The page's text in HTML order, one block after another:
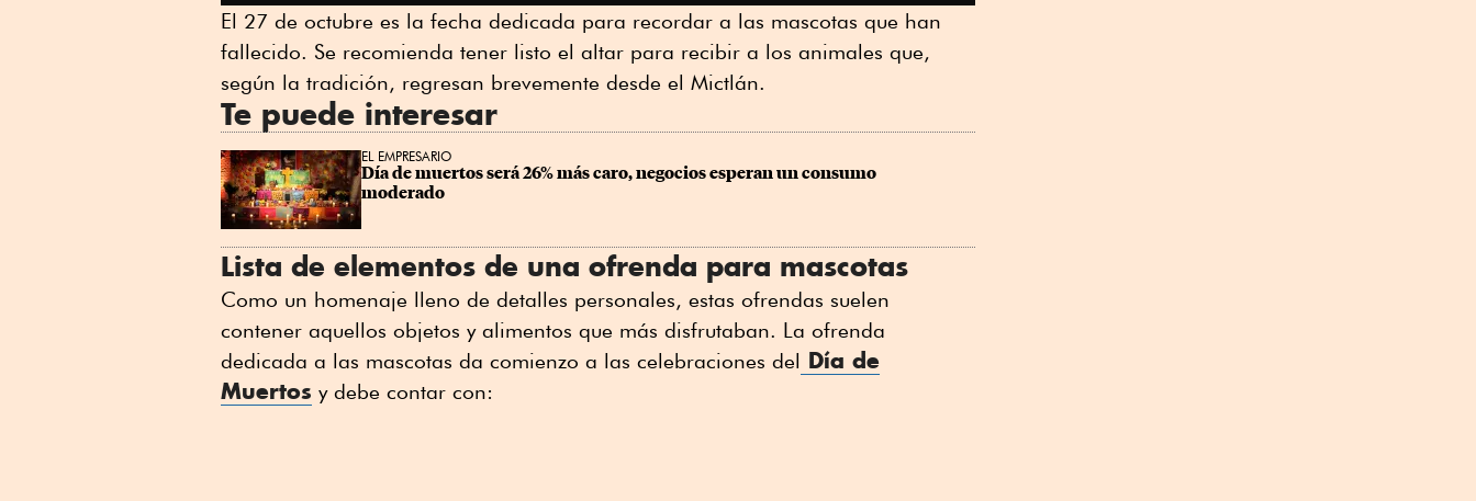
El 27 de octubre es la fecha dedicada para recordar a las mascotas que han
fallecido. Se recomienda tener listo el altar para recibir a los animales que,
según la tradición, regresan brevemente desde el Mictlán.
Te puede interesar
EL EMPRESARIO
Día de muertos será 26% más caro, negocios esperan un consumo
moderado
Lista de elementos de una ofrenda para mascotas
Como un homenaje lleno de detalles personales, estas ofrendas suelen
contener aquellos objetos y alimentos que más disfrutaban. La ofrenda
dedicada a las mascotas da comienzo a las celebraciones del Día de
Muertos y debe contar con: